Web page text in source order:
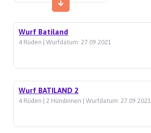
Wurf Batiland
4 Rüden | Wurfdatum: 27.09.2021
Wurf BATILAND 2
4 Rüden | 2 Hündinnen | Wurfdatum: 27.09.2021